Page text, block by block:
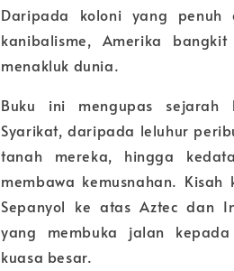
Daripada koloni yang penuh
kanibalisme, Amerika
menakluk dunia.
Buku ini mengupas sejarah
Syarikat, daripada leluhur
tanah mereka, hingga
membawa kemusnahan. Kisah
Sepanyol ke atas Aztec dan
yang membuka jalan
kuasa besar.